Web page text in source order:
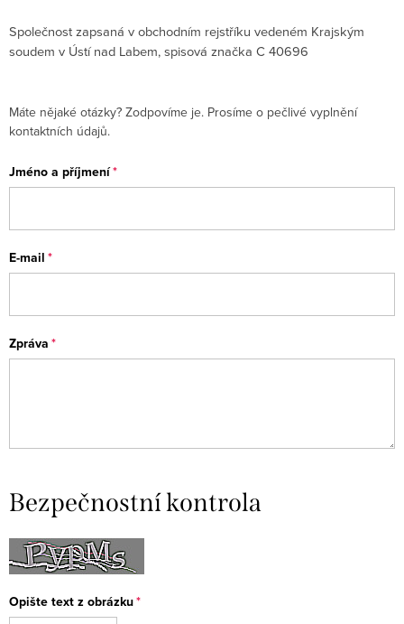
Společnost zapsaná v obchodním rejstříku vedeném Krajským
soudem v Ústí nad Labem, spisová značka C 40696
Máte nějaké otázky? Zodpovíme je. Prosíme o pečlivé vyplnění
kontaktních údajů.
Jméno a příjmení
E-mail
Zpráva
Bezpečnostní kontrola
Opište text z obrázku